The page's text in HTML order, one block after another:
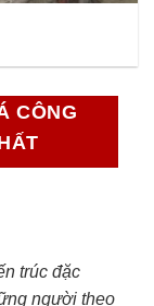
CÔNG
trúc đặc
người theo